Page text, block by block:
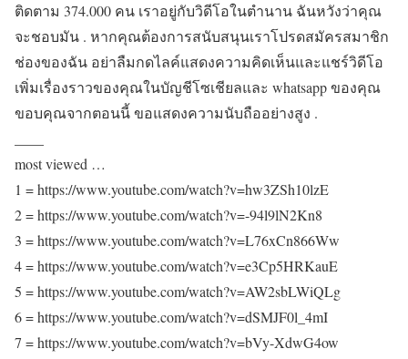
ติดตาม 374.000 คน เราอยู่กับวิดีโอในตำนาน ฉันหวังว่าคุณ
จะชอบมัน . หากคุณต้องการสนับสนุนเราโปรดสมัครสมาชิก
ช่องของฉัน อย่าลืมกดไลค์แสดงความคิดเห็นและแชร์วิดีโอ
เพิ่มเรื่องราวของคุณในบัญชีโซเชียลและ whatsapp ของคุณ
ขอบคุณจากตอนนี้ ขอแสดงความนับถืออย่างสูง .
most viewed …
1 = https://www.youtube.com/watch?v=hw3ZSh10lzE
2 = https://www.youtube.com/watch?v=-94l9lN2Kn8
3 = https://www.youtube.com/watch?v=L76xCn866Ww
4 = https://www.youtube.com/watch?v=e3Cp5HRKauE
5 = https://www.youtube.com/watch?v=AW2sbLWiQLg
6 = https://www.youtube.com/watch?v=dSMJF0l_4mI
7 = https://www.youtube.com/watch?v=bVy-XdwG4ow